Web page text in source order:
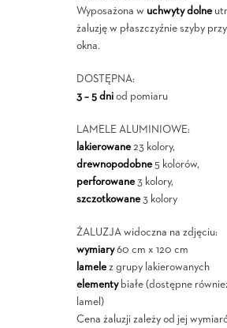
Wyposażona w uchwyty dolne
żaluzję w płaszczyźnie szyby
okna.
DOSTĘPNA:
3 – 5 dniod pomiaru
LAMELE ALUMINIOWE:
lakierowane23 kolory,
drewnopodobne5 kolorów,
perforowane3 kolory,
szczotkowane3 kolory
ŻALUZJA widoczna na zdjęciu:
wymiary60 cm x 120 cm
lamelez grupy lakierowanych
elementybiałe (dostępne
lamel)
Cena żaluzji zależy od jej